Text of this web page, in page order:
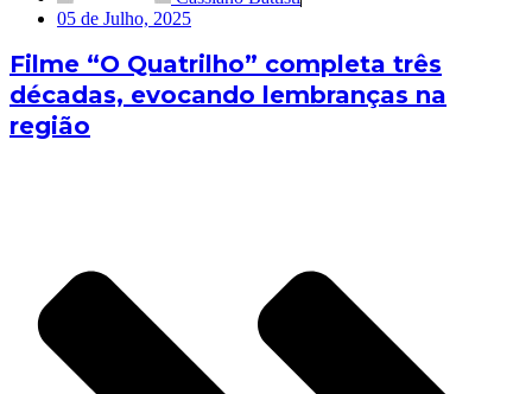
05 de Julho, 2025
Filme “O Quatrilho” completa três
décadas, evocando lembranças na
região